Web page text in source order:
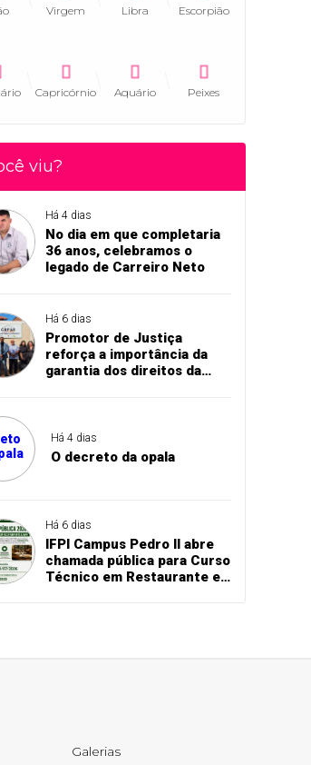
Virgem Libra Escorpião
Capricórnio Aquário Peixes
viu?
Há 4 dias
No dia em que completaria
36 anos, celebramos o
legado de Carreiro Neto
Há 6 dias
Promotor de Justiça
reforça a importância da
garantia dos direitos da
Há 4 dias
O decreto da opala
Há 6 dias
IFPI Campus Pedro II abre
chamada pública para Curso
Técnico em Restaurante e
Galerias